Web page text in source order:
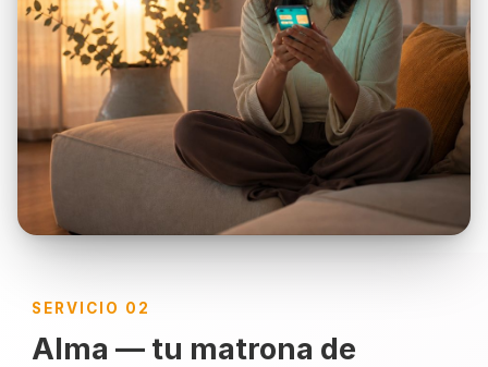
SERVICIO 02
Alma — tu matrona de